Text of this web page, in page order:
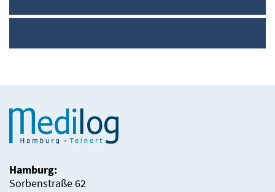
Hamburg:
Sorbenstraße 62